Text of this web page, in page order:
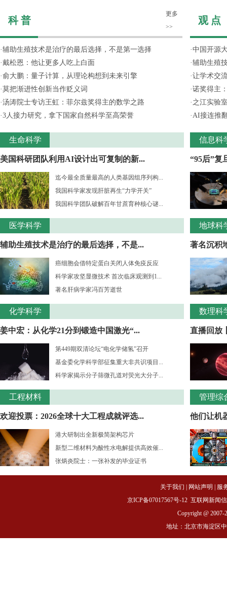
科 普
更多
>>
·辅助生殖技术是治疗的最后选择，不是第一选择
·戴松恩：他让更多人吃上白面
·俞大鹏：量子计算，从理论构想到未来引擎
·莫把渐进性创新当作贬义词
·汤涛院士专访王虹：菲尔兹奖得主的数学之路
·3人接力研究，拿下国家自然科学至高荣誉
生命科学
美国科研团队利用AI设计出可复制的新...
迄今最全质量最高的人类基因组序列构...
我国科学家发现肝脏再生“力学开关”
我国科学团队破解百年甘蔗育种核心谜...
医学科学
辅助生殖技术是治疗的最后选择，不是...
癌细胞会借特定蛋白关闭人体免疫反应
科学家攻坚显微技术 首次临床观测到1...
著名肝病学家冯百芳逝世
化学科学
姜中宏：从化学21分到锻造中国激光“...
第449期双清论坛“电化学储氢”召开
基金委化学科学部征集重大非共识项目...
科学家揭示分子筛微孔道对荧光大分子...
工程材料
欢迎投票：2026全球十大工程成就评选...
港大研制出全新极简架构芯片
新型二维材料为酸性水电解提供高效催...
张炳炎院士：一张补发的毕业证书
观 点
·中国开源
·辅助生殖
·让学术交
·诺奖得主
· 之江实验
·AI接连推
信息科
“95后”复
地球科
著名沉积
数理科
直播回放
管理综
他们让机
关于我们 网站声明
服
京ICP备07017567号-12 互联网新闻
Copyright @ 2007-
地址：北京市海淀区